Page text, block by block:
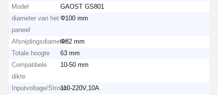
Model
GAOST GS801
diameter van het
paneel
Φ100 mm
AfsnijdingsdiameterΦ82 mm
Totale hoogte
63 mm
Compatibele
dikte
10-50 mm
Inputvoltage/Stroom110-220V,10A